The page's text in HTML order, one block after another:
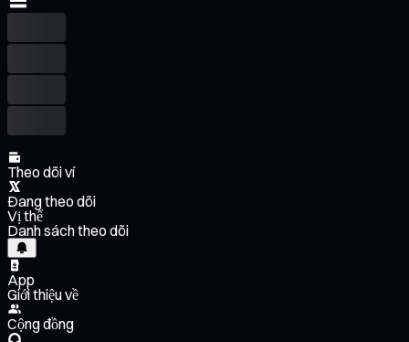
Theo dõi ví
Đang theo dõi
Vị thế
Danh sách theo dõi
App
Giới thiệu về
Cộng đồng